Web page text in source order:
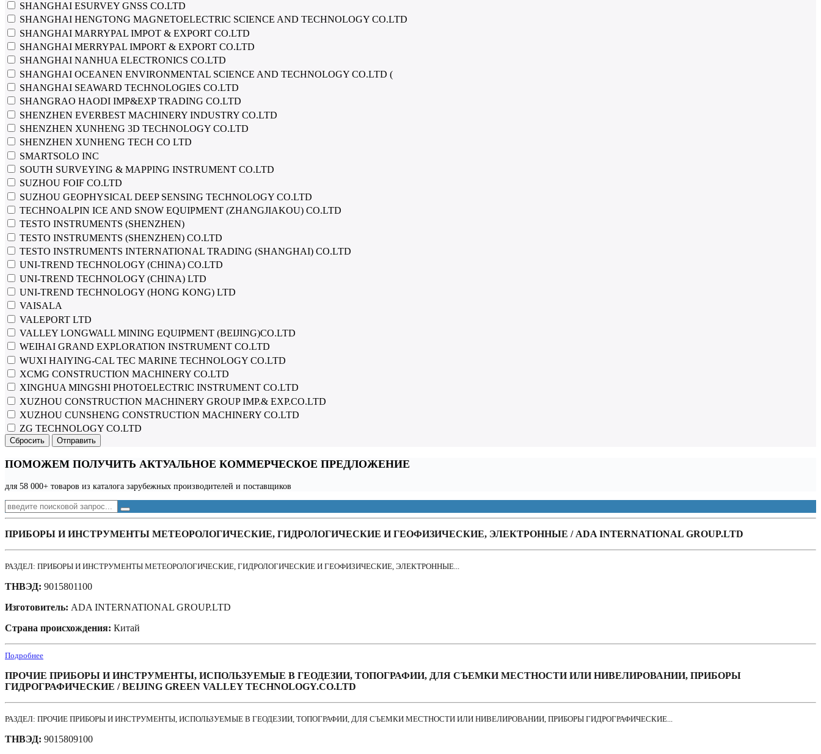
SHANGHAI ESURVEY GNSS CO.LTD
SHANGHAI HENGTONG MAGNETOELECTRIC SCIENCE AND TECHNOLOGY CO.LTD
SHANGHAI MARRYPAL IMPOT & EXPORT CO.LTD
SHANGHAI MERRYPAL IMPORT & EXPORT CO.LTD
SHANGHAI NANHUA ELECTRONICS CO.LTD
SHANGHAI OCEANEN ENVIRONMENTAL SCIENCE AND TECHNOLOGY CO.LTD (
SHANGHAI SEAWARD TECHNOLOGIES CO.LTD
SHANGRAO HAODI IMP&EXP TRADING CO.LTD
SHENZHEN EVERBEST MACHINERY INDUSTRY CO.LTD
SHENZHEN XUNHENG 3D TECHNOLOGY CO.LTD
SHENZHEN XUNHENG TECH CO LTD
SMARTSOLO INC
SOUTH SURVEYING & MAPPING INSTRUMENT CO.LTD
SUZHOU FOIF CO.LTD
SUZHOU GEOPHYSICAL DEEP SENSING TECHNOLOGY CO.LTD
TECHNOALPIN ICE AND SNOW EQUIPMENT (ZHANGJIAKOU) CO.LTD
TESTO INSTRUMENTS (SHENZHEN)
TESTO INSTRUMENTS (SHENZHEN) CO.LTD
TESTO INSTRUMENTS INTERNATIONAL TRADING (SHANGHAI) CO.LTD
UNI-TREND TECHNOLOGY (CHINA) CO.LTD
UNI-TREND TECHNOLOGY (CHINA) LTD
UNI-TREND TECHNOLOGY (HONG KONG) LTD
VAISALA
VALEPORT LTD
VALLEY LONGWALL MINING EQUIPMENT (BEIJING)CO.LTD
WEIHAI GRAND EXPLORATION INSTRUMENT CO.LTD
WUXI HAIYING-CAL TEC MARINE TECHNOLOGY CO.LTD
XCMG CONSTRUCTION MACHINERY CO.LTD
XINGHUA MINGSHI PHOTOELECTRIC INSTRUMENT CO.LTD
XUZHOU CONSTRUCTION MACHINERY GROUP IMP.& EXP.CO.LTD
XUZHOU CUNSHENG CONSTRUCTION MACHINERY CO.LTD
ZG TECHNOLOGY CO.LTD
Сбросить Отправить
ПОМОЖЕМ ПОЛУЧИТЬ АКТУАЛЬНОЕ КОММЕРЧЕСКОЕ ПРЕДЛОЖЕНИЕ
для 58 000+ товаров из каталога зарубежных производителей и поставщиков
ПРИБОРЫ И ИНСТРУМЕНТЫ МЕТЕОРОЛОГИЧЕСКИЕ, ГИДРОЛОГИЧЕСКИЕ И ГЕОФИЗИЧЕСКИЕ, ЭЛЕКТРОННЫЕ / ADA INTERNATIONAL GROUP.LTD
РАЗДЕЛ: ПРИБОРЫ И ИНСТРУМЕНТЫ МЕТЕОРОЛОГИЧЕСКИЕ, ГИДРОЛОГИЧЕСКИЕ И ГЕОФИЗИЧЕСКИЕ, ЭЛЕКТРОННЫЕ...
ТНВЭД: 9015801100
Изготовитель: ADA INTERNATIONAL GROUP.LTD
Страна происхождения: Китай
Подробнее
ПРОЧИЕ ПРИБОРЫ И ИНСТРУМЕНТЫ, ИСПОЛЬЗУЕМЫЕ В ГЕОДЕЗИИ, ТОПОГРАФИИ, ДЛЯ СЪЕМКИ МЕСТНОСТИ ИЛИ НИВЕЛИРОВАНИИ, ПРИБОРЫ
ГИДРОГРАФИЧЕСКИЕ / BEIJING GREEN VALLEY TECHNOLOGY.CO.LTD
РАЗДЕЛ: ПРОЧИЕ ПРИБОРЫ И ИНСТРУМЕНТЫ, ИСПОЛЬЗУЕМЫЕ В ГЕОДЕЗИИ, ТОПОГРАФИИ, ДЛЯ СЪЕМКИ МЕСТНОСТИ ИЛИ НИВЕЛИРОВАНИИ, ПРИБОРЫ ГИДРОГРАФИЧЕСКИЕ...
ТНВЭД: 9015809100